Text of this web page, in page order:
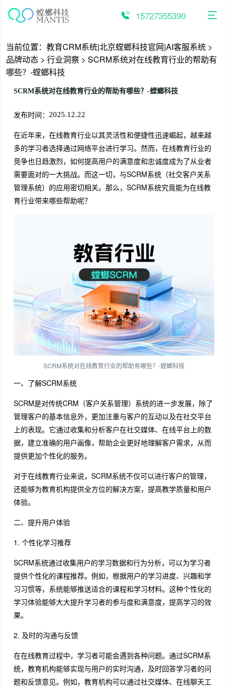
15727355390
当前位置： 教育CRM系统|北京螳螂科技官网|AI客服系统 >
品牌动态 > 行业洞察 > SCRM系统对在线教育行业的帮助有
哪些？-螳螂科技
SCRM系统对在线教育行业的帮助有哪些？-螳螂科技
发布时间： 2025.12.22
在近年来，在线教育行业以其灵活性和便捷性迅速崛起，越来越
多的学习者选择通过网络平台进行学习。然而，在线教育行业的
竞争也日趋激烈，如何提高用户的满意度和忠诚度成为了从业者
需要面对的一大挑战。而这一切，与SCRM系统（社交客户关系
管理系统）的应用密切相关。那么，SCRM系统究竟能为在线教
育行业带来哪些帮助呢？
SCRM系统对在线教育行业的帮助有哪些？-螳螂科技
一、了解SCRM系统
SCRM是对传统CRM（客户关系管理）系统的进一步发展，除了
管理客户的基本信息外，更加注重与客户的互动以及在社交平台
上的表现。它通过收集和分析客户在社交媒体、在线平台上的数
据，建立准确的用户画像，帮助企业更好地理解客户需求，从而
提供更加个性化的服务。
对于在线教育行业来说，SCRM系统不仅可以进行客户的管理，
还能够为教育机构提供全方位的解决方案，提高教学质量和用户
体验。
二、提升用户体验
1. 个性化学习推荐
SCRM系统通过收集用户的学习数据和行为分析，可以为学习者
提供个性化的课程推荐。例如，根据用户的学习进度、兴趣和学
习习惯等，系统能够推送适合的课程和学习材料。这种个性化的
学习体验能够大大提升学习者的参与度和满意度，提高学习的效
果。
2. 及时的沟通与反馈
在在线教育过程中，学习者可能会遇到各种问题。通过SCRM系
统，教育机构能够实现与用户的实时沟通，及时回答学习者的问
题和反馈意见。例如，教育机构可以通过社交媒体、在线聊天工